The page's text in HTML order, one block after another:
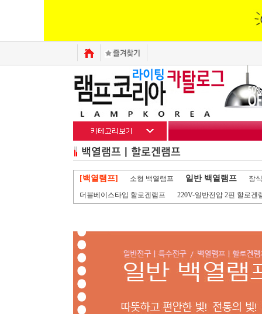
[백열램프] 소형 백열램프 일반 백열램프
장
더블베이스타입 할로겐램프
220V-일반전압 2핀 할로겐